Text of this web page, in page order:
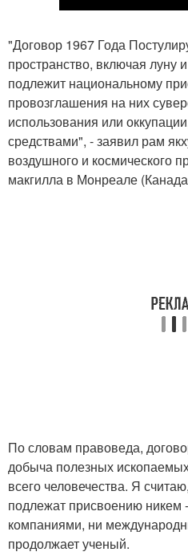
"Договор 1967 Года
пространство, включая луну
подлежит национальному
провозглашения на них
использования или
средствами", - заявил рам
воздушного и космического
макгилла в Монреале
По словам правоведа,
добыча полезных
всего человечества. Я
подлежат присвоению никем
компаниями, ни
продолжает ученый.